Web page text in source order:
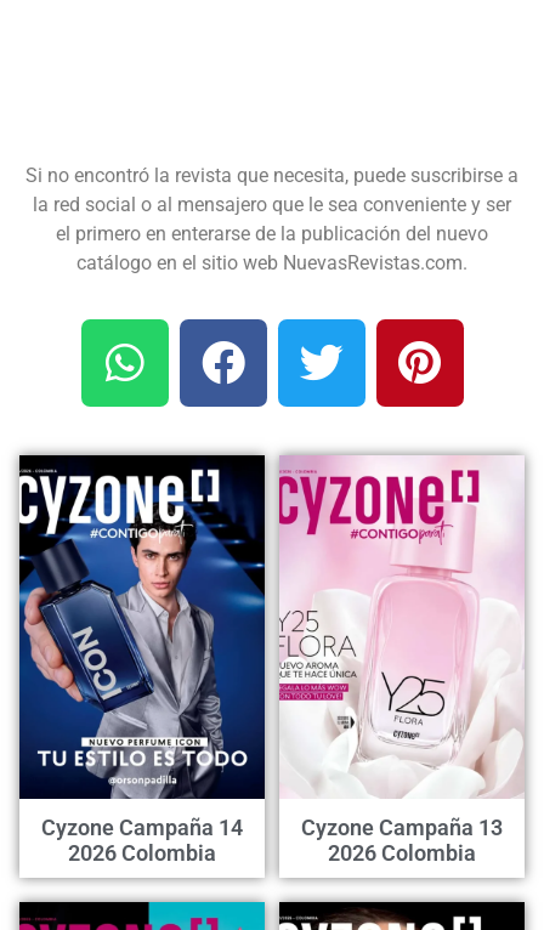
Si no encontró la revista que necesita, puede suscribirse a
la red social o al mensajero que le sea conveniente y ser
el primero en enterarse de la publicación del nuevo
catálogo en el sitio web NuevasRevistas.com.
Cyzone Campaña 14
2026 Colombia
Cyzone Campaña 13
2026 Colombia